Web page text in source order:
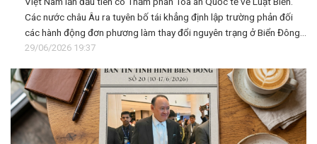
Các nước châu Âu ra tuyên bố tái khẳng định lập trường phản đối
các hành động đơn phương làm thay đổi nguyên trạng ở Biển Đông...
29/06/2026 19:37